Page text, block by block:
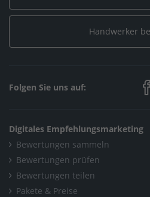
Home / Düsseldorf / Elektro
Neue Galerie
Handwerker
Folgen Sie uns auf:
Digitales Empfehlungsmarketing
Bewertungen sammeln
Bewertungen prüfen
Bewertungen teilen
Pakete & Preise